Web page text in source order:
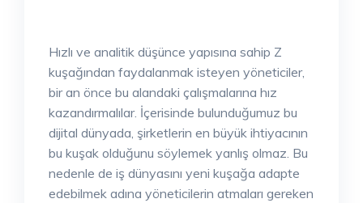
Hızlı ve analitik düşünce yapısına sahip Z
kuşağından faydalanmak isteyen yöneticiler,
bir an önce bu alandaki çalışmalarına hız
kazandırmalılar. İçerisinde bulunduğumuz bu
dijital dünyada, şirketlerin en büyük ihtiyacının
bu kuşak olduğunu söylemek yanlış olmaz. Bu
nedenle de iş dünyasını yeni kuşağa adapte
edebilmek adına yöneticilerin atmaları gereken